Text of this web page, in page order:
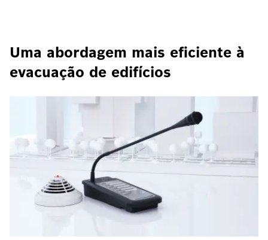
Uma abordagem mais eficiente à
evacuação de edifícios